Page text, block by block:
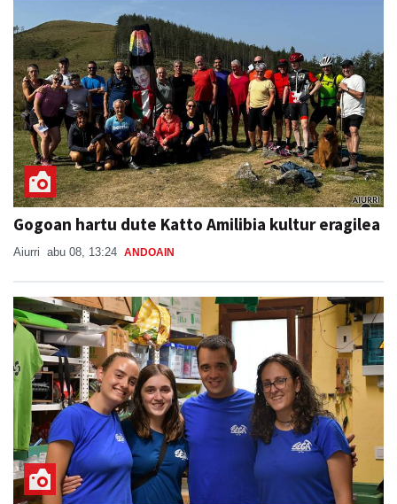
Gogoan hartu dute Katto Amilibia kultur eragilea
Aiurri abu 08, 13:24 ANDOAIN